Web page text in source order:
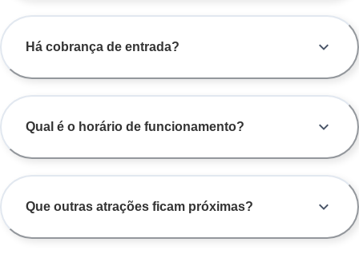
Há cobrança de entrada?
Qual é o horário de funcionamento?
Que outras atrações ficam próximas?